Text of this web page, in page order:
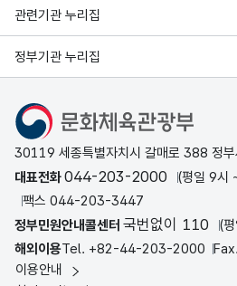
관련기관 누리집
정부기관 누리집
문화체육관광부
30119 세종특별자치시 갈매로 388 정
대표전화044-203-2000
(평일 9시
팩스 044-203-3447
정부민원안내콜센터 국번없이 110
(
해외이용Tel. +82-44-203-2000
이용안내